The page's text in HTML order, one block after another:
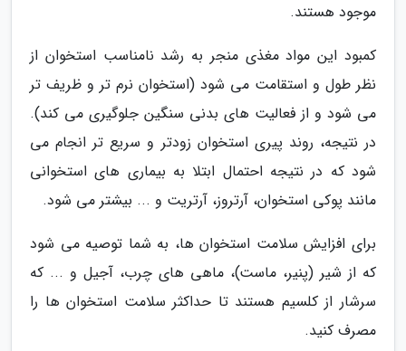
موجود هستند.
کمبود این مواد مغذی منجر به رشد نامناسب استخوان از
نظر طول و استقامت می شود (استخوان نرم تر و ظریف تر
می شود و از فعالیت های بدنی سنگین جلوگیری می کند).
در نتیجه، روند پیری استخوان زودتر و سریع تر انجام می
شود که در نتیجه احتمال ابتلا به بیماری های استخوانی
مانند پوکی استخوان، آرتروز، آرتریت و ... بیشتر می شود.
برای افزایش سلامت استخوان ها، به شما توصیه می شود
که از شیر (پنیر، ماست)، ماهی های چرب، آجیل و ... که
سرشار از کلسیم هستند تا حداکثر سلامت استخوان ها را
مصرف کنید.